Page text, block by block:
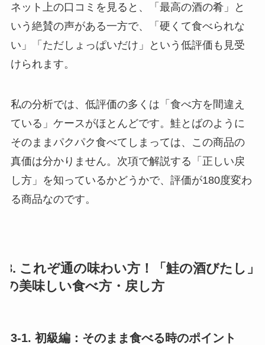
ネット上の口コミを見ると、「最高の酒の肴」と
いう絶賛の声がある一方で、「硬くて食べられな
い」「ただしょっぱいだけ」という低評価も見受
けられます。
私の分析では、低評価の多くは「食べ方を間違え
ている」ケースがほとんどです。鮭とばのように
そのままパクパク食べてしまっては、この商品の
真価は分かりません。次項で解説する「正しい戻
し方」を知っているかどうかで、評価が180度変わ
る商品なのです。
3. これぞ通の味わい方！「鮭の酒びたし」
の美味しい食べ方・戻し方
3-1. 初級編：そのまま食べる時のポイント